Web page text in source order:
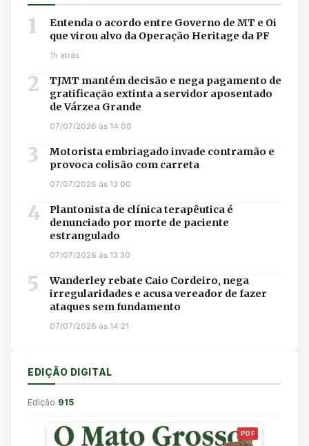
1
Entenda o acordo entre Governo de MT e Oi
que virou alvo da Operação Heritage da PF
1h atrás
2
TJMT mantém decisão e nega pagamento de
gratificação extinta a servidor aposentado
de Várzea Grande
07/07/2026 às 14:00
3
Motorista embriagado invade contramão e
provoca colisão com carreta
07/07/2026 às 13:00
4
Plantonista de clínica terapêutica é
denunciado por morte de paciente
estrangulado
07/07/2026 às 13:30
5
Wanderley rebate Caio Cordeiro, nega
irregularidades e acusa vereador de fazer
ataques sem fundamento
07/07/2026 às 14:21
EDIÇÃO DIGITAL
Edição 915
PDF